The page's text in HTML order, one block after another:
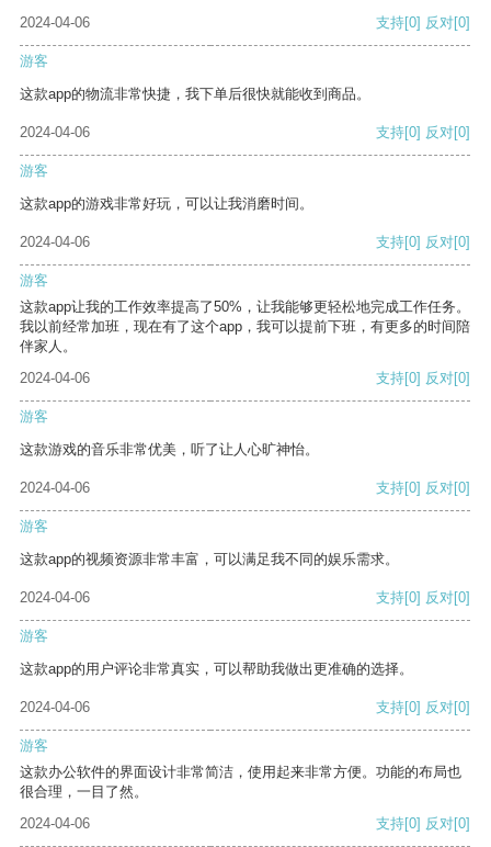
2024-04-06 支持[0] 反对[0]
游客
这款app的物流非常快捷，我下单后很快就能收到商品。
2024-04-06 支持[0] 反对[0]
游客
这款app的游戏非常好玩，可以让我消磨时间。
2024-04-06 支持[0] 反对[0]
游客
这款app让我的工作效率提高了50%，让我能够更轻松地完成工作任务。
我以前经常加班，现在有了这个app，我可以提前下班，有更多的时间陪
伴家人。
2024-04-06
支持[0] 反对[0]
游客
这款游戏的音乐非常优美，听了让人心旷神怡。
2024-04-06 支持[0] 反对[0]
游客
这款app的视频资源非常丰富，可以满足我不同的娱乐需求。
2024-04-06 支持[0] 反对[0]
游客
这款app的用户评论非常真实，可以帮助我做出更准确的选择。
2024-04-06 支持[0] 反对[0]
游客
这款办公软件的界面设计非常简洁，使用起来非常方便。功能的布局也
很合理，一目了然。
2024-04-06
支持[0] 反对[0]